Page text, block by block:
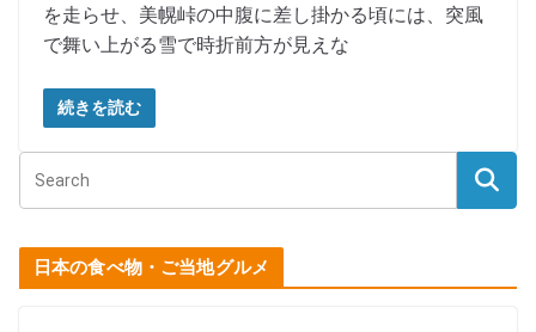
を走らせ、美幌峠の中腹に差し掛かる頃には、突風
で舞い上がる雪で時折前方が見えな
続きを読む
日本の食べ物・ご当地グルメ